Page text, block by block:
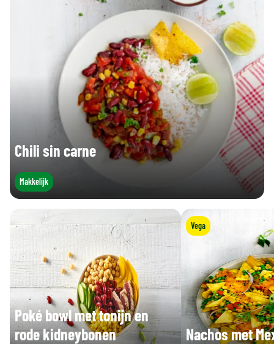
Voedingsvezels (g)
3,0 g
4,2 g
2,7 g
3,8 g
0,28 g 0,39 g
Chili sin carne
Makkelijk
Poké bowl met tonijn en
rode kidneybonen
Vega
Nachos met